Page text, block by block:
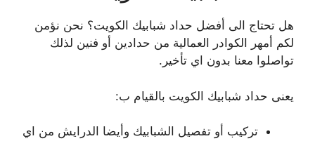
هل تحتاج الى أفضل حداد شبابيك الكويت؟ نحن نؤمن
لكم أمهر الكوادر العمالية من حدادين أو فنين لذلك
تواصلوا معنا بدون اي تأخير.
يعنى حداد شبابيك الكويت بالقيام ب:
تركيب أو تفصيل الشبابيك وأيضا الدرايش من اي